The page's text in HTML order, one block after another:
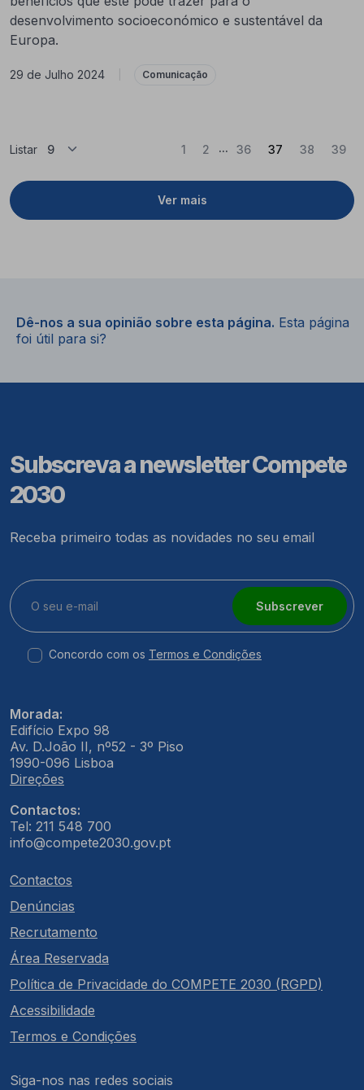
desenvolvimento socioeconómico e sustentável da
Europa.
29 de Julho 2024 Comunicação
Listar
Ver mais
1 2 ... 36 37 (Atual)
38 39
Dê-nos a sua opinião sobre esta página. Esta página
foi útil para si?
Subscreva a newsletter Compete
2030
Receba primeiro todas as novidades no seu email
Subscrever
Concordo com os Termos e Condições
Morada:
Edifício Expo 98
Av. D.João II, nº52 - 3º Piso
1990-096 Lisboa
Direções
Contactos:
Tel: 211 548 700
info@compete2030.gov.pt
Contactos
Denúncias
Recrutamento
Área Reservada
Política de Privacidade do COMPETE 2030 (RGPD)
Acessibilidade
Termos e Condições
Siga-nos nas redes sociais